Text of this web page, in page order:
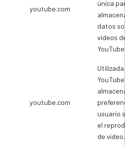
youtube.com
única
datos
videos
youtube.com
usuario
el
de video.